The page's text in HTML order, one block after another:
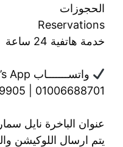
الحجوزات
Reservations
خدمة هاتفية 24 ساعة
واتســـــــاب What’s App : –
01006688701 | 01004279905| 01149959199
عنوان الباخرة نايل
يتم ارسال اللوكيشن